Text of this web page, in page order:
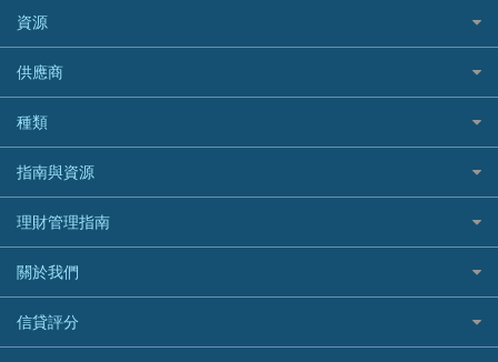
Promise 邦民日本財務
Rabbit Credit月兔信貸
Standard Chartered 渣打銀行
UA 亞洲聯合財務
WeLab Bank
WeLend 貸款
Airwallex信用卡
樓宇火險
澳洲旅遊保險及資訊
長者嘆世界
家庭親子遊
自駕遊比較
相機有得保
專為孕婦設計的最佳旅遊保險
最佳滑雪旅遊保險
最適合BB的旅遊保險
中國銀行
Bolttech 保特
Blue Cross 藍十字
中國平安
HSBC滙豐銀行
MSIG 三井住友
Prudential 保誠
QBE 昆士蘭
Starr
bolttech保障汽車保險
Zurich蘇黎世汽車保險
QBE昆士蘭汽車保險
平安汽車保險
老虎證券
uSMART 盈立證券
華盛証券
長橋證券
WeBull微牛證券
漲樂全球通｜華泰國際
OSL
富途牛牛好唔好？
Webull微牛證券好唔好？
Longbridge長橋證券好唔好？
老虎證券好唔好？
華盛証券好唔好？
漲樂全球通好唔好？
IB盈透證券好唔好？
盈立證券 uSMART 好唔好？
Stashaway好唔好？
資源
股票戶口開戶
證券行邊間好？
港股5隻高息ETF精選
什麼是ETF？
香港30大高息股排行
黃金ETF懶人包
最值得注意的比特幣ETF
選股策略：五步調查攻略
供應商
銀行戶口比較
尊尚銀行戶口
Citi Plus
中信銀行inMotion
Airwallex銀行
種類
定期存款
港元定存
人民幣定存
美元定存
英鎊定存
澳元定存
指南與資源
理財資訊
識慳識賺
債務管理
投資理財
置業安居
理財管理指南
常用相關詞彙
MoneyHero電子報
所有合作銀行或機構
關於我們
服務承諾
網上支援
信貸評分